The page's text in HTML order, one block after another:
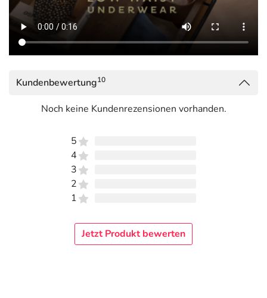
Kundenbewertung10
Noch keine Kundenrezensionen vorhanden.
5
4
3
2
1
Jetzt Produkt bewerten